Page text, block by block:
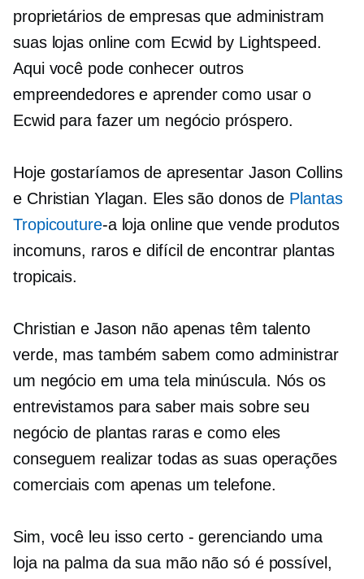
proprietários de empresas que administram
suas lojas online com Ecwid by Lightspeed.
Aqui você pode conhecer outros
empreendedores e aprender como usar o
Ecwid para fazer um negócio próspero.
Hoje gostaríamos de apresentar Jason Collins
e Christian Ylagan. Eles são donos de Plantas
Tropicouture-aloja online que vende produtos
incomuns, raros edifícil de encontrar plantas
tropicais.
Christian e Jason não apenas têm talento
verde, mas também sabem como administrar
um negócio em uma tela minúscula. Nós os
entrevistamos para saber mais sobre seu
negócio de plantas raras e como eles
conseguem realizar todas as suas operações
comerciais com apenas um telefone.
Sim, você leu issocerto - gerenciando uma
loja na palma da sua mão não só é possível,